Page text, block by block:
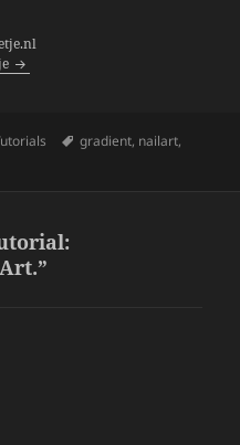
Tags
gradient, nailart,